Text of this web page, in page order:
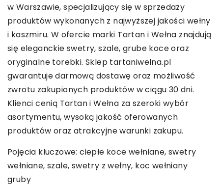
w Warszawie, specjalizujący się w sprzedaży
produktów wykonanych z najwyższej jakości wełny
i kaszmiru. W ofercie marki Tartan i Wełna znajdują
się eleganckie swetry, szale, grube koce oraz
oryginalne torebki. Sklep tartaniwelna.pl
gwarantuje darmową dostawę oraz możliwość
zwrotu zakupionych produktów w ciągu 30 dni.
Klienci cenią Tartan i Wełna za szeroki wybór
asortymentu, wysoką jakość oferowanych
produktów oraz atrakcyjne warunki zakupu.
Pojęcia kluczowe: ciepłe koce wełniane, swetry
wełniane, szale, swetry z wełny, koc wełniany
gruby